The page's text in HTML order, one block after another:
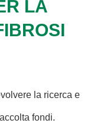
LA
la ricerca e
fondi.